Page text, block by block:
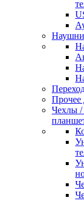
Прочее
Чехлы /